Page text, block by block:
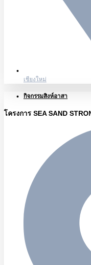
เชียงใหม่
กิจกรรมสิงห์อาสา
โครงการ SEA SAND